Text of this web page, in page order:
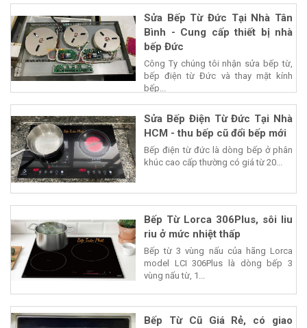
Sửa Bếp Từ Đức Tại Nhà Tân
Bình - Cung cấp thiết bị nhà
bếp Đức
Công Ty chúng tôi nhận sửa bếp từ,
bếp điện từ Đức và thay mặt kính
bếp...
Sửa Bếp Điện Từ Đức Tại Nhà
HCM - thu bếp cũ đổi bếp mới
Bếp điện từ đức là dòng bếp ở phân
khúc cao cấp thường có giá từ 20...
Bếp Từ Lorca 306Plus, sôi liu
riu ở mức nhiệt thấp
Bếp từ 3 vùng nấu của hãng Lorca
model LCI 306Plus là dòng bếp 3
vùng nấu từ, 1...
Bếp Từ Cũ Giá Rẻ, có giao